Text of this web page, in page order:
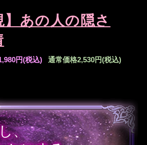
】あの人の隠さ
円(税込) 通常価格2,530円(税込)
、